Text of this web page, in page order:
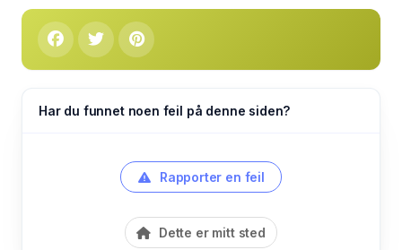
Har du funnet noen feil på denne siden?
Rapporter en feil
Dette er mitt sted